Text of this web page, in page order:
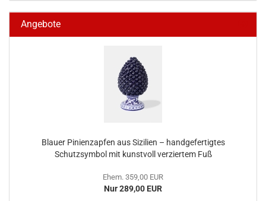
Angebote
Blauer Pinienzapfen aus Sizilien – handgefertigtes
Schutzsymbol mit kunstvoll verziertem Fuß
Ehem. 359,00 EUR
Nur 289,00 EUR